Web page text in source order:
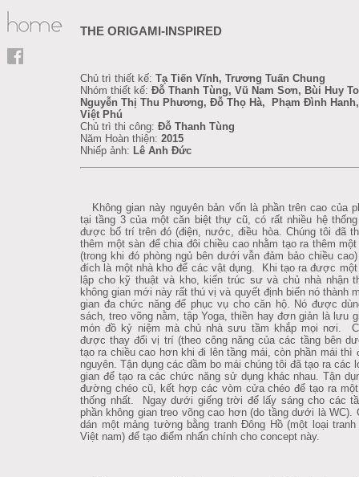
THE ORIGAMI-INSPIRED
Chủ trì thiết kế: Tạ Tiến Vĩnh, Trương Tuấn Chung
Nhóm thiết kế: Đỗ Thanh Tùng, Vũ Nam Sơn, Bùi Huy
Nguyễn Thị Thu Phương, Đỗ Thọ Hà, Phạm Đình
Việt Phú
Chủ trì thi công: Đỗ Thanh Tùng
Năm Hoàn thiện: 2015
Nhiếp ảnh: Lê Anh Đức
Không gian này nguyên bản vốn là phần trên cao của
tại tầng 3 của một căn biệt thự cũ, có rất nhiều hệ
được bố trí trên đó (điện, nước, điều hòa. Chúng tôi đã
thêm một sàn để chia đôi chiều cao nhằm tạo ra thêm một
(trong khi đó phòng ngủ bên dưới vẫn đảm bảo chiều
đích là một nhà kho để các vật dụng. Khi tạo ra được một
lập cho kỹ thuật và kho, kiến trúc sư và chủ nhà nhận
không gian mới này rất thú vị và quyết định biến nó thành
gian đa chức năng để phục vụ cho căn hộ. Nó được
sách, treo võng nằm, tập Yoga, thiền hay đơn giản là lưu
món đồ kỷ niệm mà chủ nhà sưu tầm khắp mọi nơi.
được thay đổi vị trí (theo công năng của các tầng bên
tạo ra chiều cao hơn khi đi lên tầng mái, còn phần mái
nguyên. Tận dụng các dầm bo mái chúng tôi đã tạo ra các
gian để tạo ra các chức năng sử dụng khác nhau. Tận
đường chéo cũ, kết hợp các vòm cửa chéo để tạo ra
thống nhất. Ngay dưới giếng trời để lấy sáng cho các
phần không gian treo võng cao hơn (do tầng dưới là WC).
dán một mảng tường bằng tranh Đông Hồ (một loại tranh
Việt nam) để tạo điểm nhấn chính cho concept này.